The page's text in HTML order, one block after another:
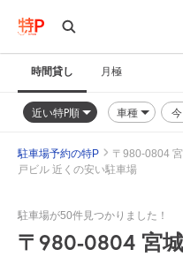
時間貸し 月極
近い特P順 車種
駐車場予約の特P
〒980-0804
戸ビル 近くの安い駐車場
駐車場が50件見つかりました！
〒980-0804 宮